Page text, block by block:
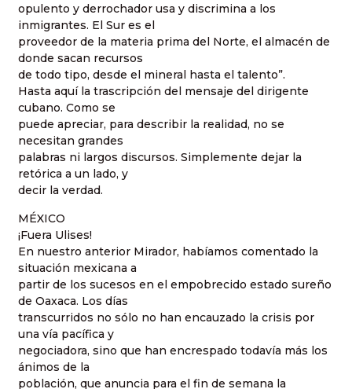
opulento y derrochador usa y discrimina a los
inmigrantes. El Sur es el
proveedor de la materia prima del Norte, el almacén de
donde sacan recursos
de todo tipo, desde el mineral hasta el talento”.
Hasta aquí la trascripción del mensaje del dirigente
cubano. Como se
puede apreciar, para describir la realidad, no se
necesitan grandes
palabras ni largos discursos. Simplemente dejar la
retórica a un lado, y
decir la verdad.
MÉXICO
¡Fuera Ulises!
En nuestro anterior Mirador, habíamos comentado la
situación mexicana a
partir de los sucesos en el empobrecido estado sureño
de Oaxaca. Los días
transcurridos no sólo no han encauzado la crisis por
una vía pacífica y
negociadora, sino que han encrespado todavía más los
ánimos de la
población, que anuncia para el fin de semana la